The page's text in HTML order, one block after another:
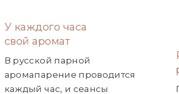
У каждого часа
свой аромат
В русской парной
аромапарение проводится
каждый час, и сеансы